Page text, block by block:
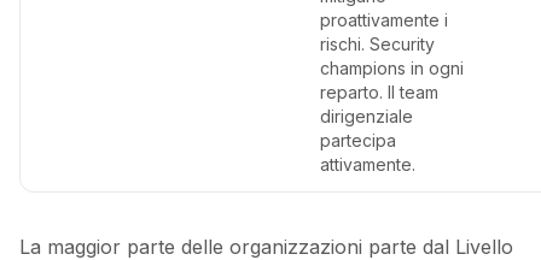
proattivamente i
rischi. Security
champions in ogni
reparto. Il team
dirigenziale
partecipa
attivamente.
La maggior parte delle organizzazioni parte dal Livello